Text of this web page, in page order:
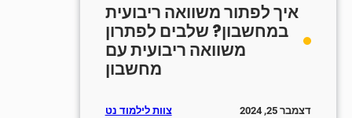
נכון
במחשבון
לפתרון
משוואות
איך לפתור משוואה ריבועית
במחשבון? שלבים לפתרון
משוואה ריבועית עם
מחשבון
דצמבר 25, 2024 צוות לילמוד נט